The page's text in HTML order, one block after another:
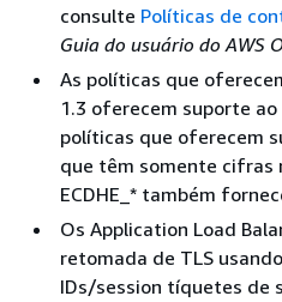
consulte Políticas de
Guia do usuário do AWS
As políticas que
1.3 oferecem suporte ao
políticas que oferecem
que têm somente cifras
ECDHE_* também
Os Application Load
retomada de TLS
IDs/session tíquetes de